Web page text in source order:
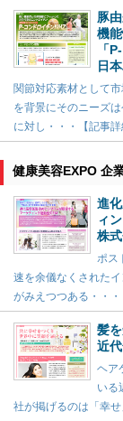
豚
機
「
日
関節対応素材として
を背景にそのニーズ
に対し・・・【記事詳
健康美容EXPO 企
進
ィ
株
ポス
速を余儀なくされた
がみえつつある・・・
髪
近
ヘア
いる
社が掲げるのは「幸せ